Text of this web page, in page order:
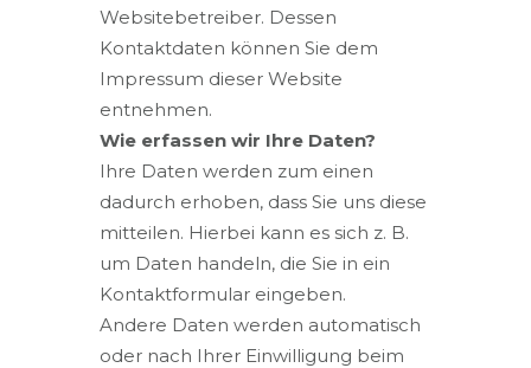
Websitebetreiber. Dessen
Kontaktdaten können Sie dem
Impressum dieser Website
entnehmen.
Wie erfassen wir Ihre Daten?
Ihre Daten werden zum einen
dadurch erhoben, dass Sie uns diese
mitteilen. Hierbei kann es sich z. B.
um Daten handeln, die Sie in ein
Kontaktformular eingeben.
Andere Daten werden automatisch
oder nach Ihrer Einwilligung beim